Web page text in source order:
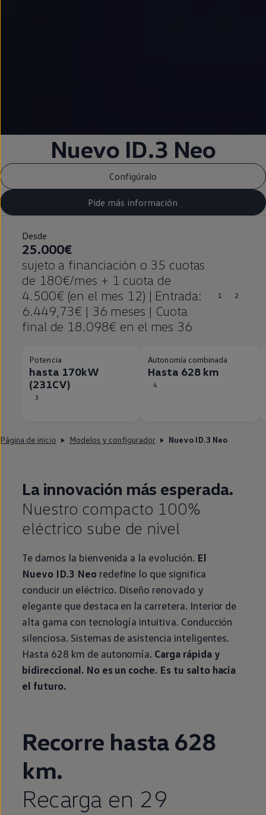
Nuevo ID.3 Neo
Configúralo
Pide más información
Desde
25.000€
sujeto a financiación o 35 cuotas
de 180€/mes + 1 cuota de
4.500€ (en el mes 12) | Entrada:
6.449,73€ | 36 meses | Cuota
final de 18.098€ en el mes 36
1 2
Potencia
hasta 170kW
(231CV)
3
Autonomía combinada
Hasta 628 km
4
Página de inicio Modelos y configurador Nuevo ID.3 Neo
La innovación más esperada.
Nuestro compacto 100%
eléctrico sube de nivel
Te damos la bienvenida a la evolución. El
Nuevo ID.3 Neoredefine lo que significa
conducir un eléctrico. Diseño renovado y
elegante que destaca en la carretera. Interior de
alta gama con tecnología intuitiva. Conducción
silenciosa. Sistemas de asistencia inteligentes.
Hasta 628 km de autonomía. Carga rápida y
bidireccional. No es un coche. Es tu salto hacia
el futuro.
Enable fullscreen mode
Recorre hasta 628
km.
Recarga en 29